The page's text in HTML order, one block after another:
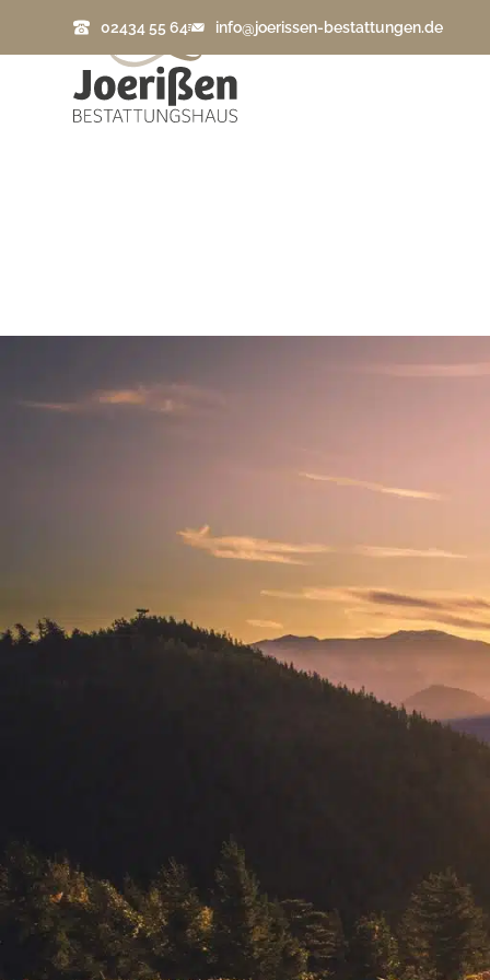
02434 55 64 info@joerissen-bestattungen.de